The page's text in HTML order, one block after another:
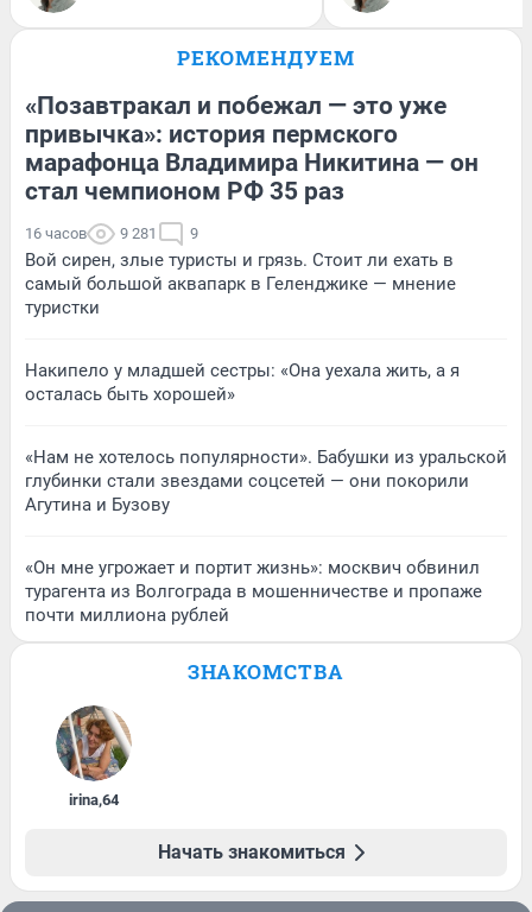
РЕКОМЕНДУЕМ
«Позавтракал и побежал — это уже
привычка»: история пермского
марафонца Владимира Никитина — он
стал чемпионом РФ 35 раз
16 часов 9 281 9
Вой сирен, злые туристы и грязь. Стоит ли ехать в
самый большой аквапарк в Геленджике — мнение
туристки
Накипело у младшей сестры: «Она уехала жить, а я
осталась быть хорошей»
«Нам не хотелось популярности». Бабушки из уральской
глубинки стали звездами соцсетей — они покорили
Агутина и Бузову
«Он мне угрожает и портит жизнь»: москвич обвинил
турагента из Волгограда в мошенничестве и пропаже
почти миллиона рублей
ЗНАКОМСТВА
irina,64
Начать знакомиться